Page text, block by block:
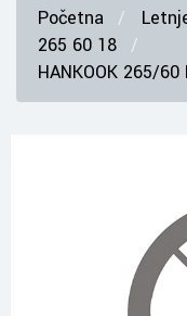
Početna
265 60 18
HANKOOK 265/